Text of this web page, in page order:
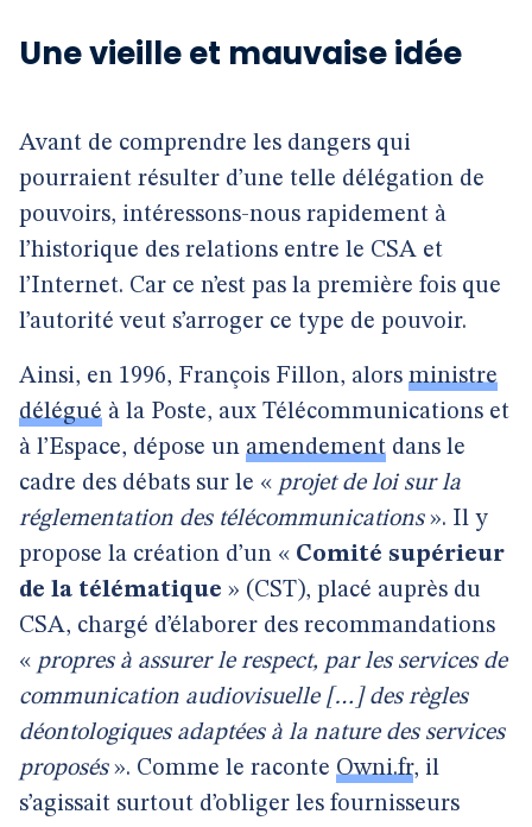
Une vieille et mauvaise idée
Avant de comprendre les dangers qui
pourraient résulter d’une telle délégation de
pouvoirs, intéressons-nous rapidement à
l’historique des relations entre le CSA et
l’Internet. Car ce n’est pas la première fois que
l’autorité veut s’arroger ce type de pouvoir.
Ainsi, en 1996, François Fillon, alors ministre
délégué à la Poste, aux Télécommunications et
à l’Espace, dépose un amendement dans le
cadre des débats sur le « projet de loi sur la
réglementation des télécommunications». Il y
propose la création d’un « Comité supérieur
de la télématique » (CST), placé auprès du
CSA, chargé d’élaborer des recommandations
« propres à assurer le respect, par les services de
communication audiovisuelle […] des règles
déontologiques adaptées à la nature des services
proposés». Comme le raconte Owni.fr, il
s’agissait surtout d’obliger les fournisseurs